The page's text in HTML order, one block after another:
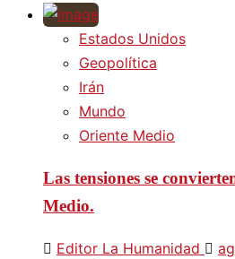
Estados Unidos
Geopolítica
Irán
Mundo
Oriente Medio
Las tensiones se
Medio.
Editor La Humanidad